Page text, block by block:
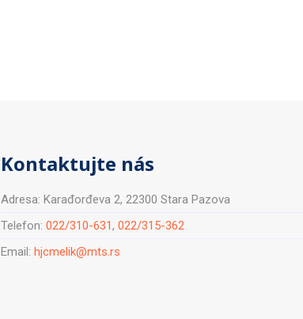
Kontaktujte nás
Adresa: Karađorđeva 2, 22300 Stara Pazova
Telefon: 022/310-631, 022/315-362
Email: hjcmelik@mts.rs